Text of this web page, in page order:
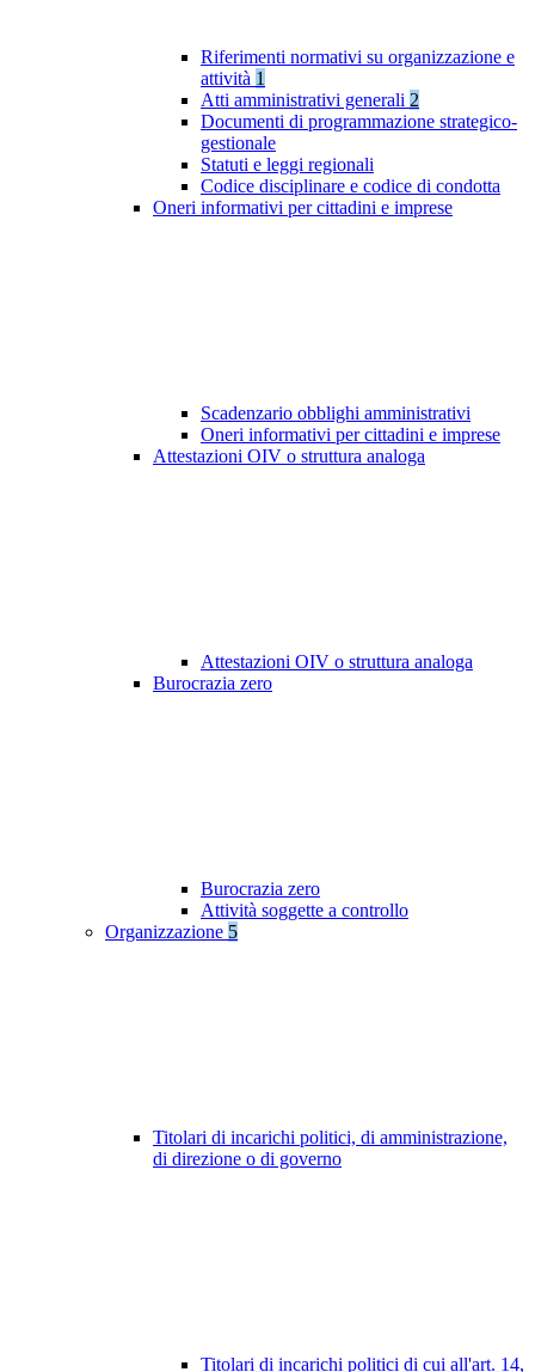
Riferimenti normativi su organizzazione e
attività 1
Atti amministrativi generali 2
Documenti di programmazione strategico-
gestionale
Statuti e leggi regionali
Codice disciplinare e codice di condotta
Oneri informativi per cittadini e imprese
Scadenzario obblighi amministrativi
Oneri informativi per cittadini e imprese
Attestazioni OIV o struttura analoga
Attestazioni OIV o struttura analoga
Burocrazia zero
Burocrazia zero
Attività soggette a controllo
Organizzazione 5
Titolari di incarichi politici, di amministrazione,
di direzione o di governo
Titolari di incarichi politici di cui all'art. 14,